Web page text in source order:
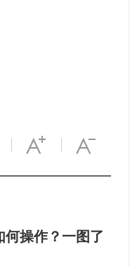
何操作？一图了